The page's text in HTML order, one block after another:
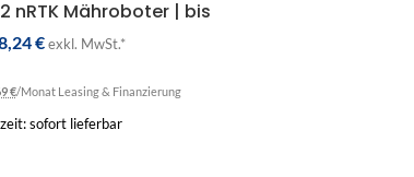
nRTK Mähroboter | bis
| Kabellose Präzision |
| KI-
€ exkl. MwSt.*
€/Monat Leasing & Finanzierung
sofort lieferbar